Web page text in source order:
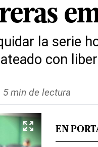
la serie
con
5 min de lectura
EN